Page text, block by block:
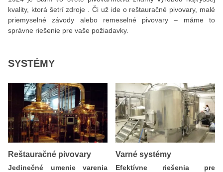
kvality, ktorá šetrí zdroje . Či už ide o reštauračné pivovary, malé
priemyselné závody alebo remeselné pivovary – máme to
správne riešenie pre vaše požiadavky.
SYSTÉMY
Reštauračné pivovary
Jedinečné umenie varenia
Varné systémy
Efektívne riešenia pre